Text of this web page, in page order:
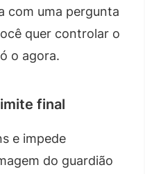
com uma pergunta
quer controlar o
o agora.
final
e impede
do guardião